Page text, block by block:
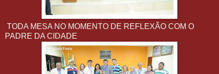
TODA MESA NO MOMENTO DE REFLEXÃO COM O
PADRE DA CIDADE